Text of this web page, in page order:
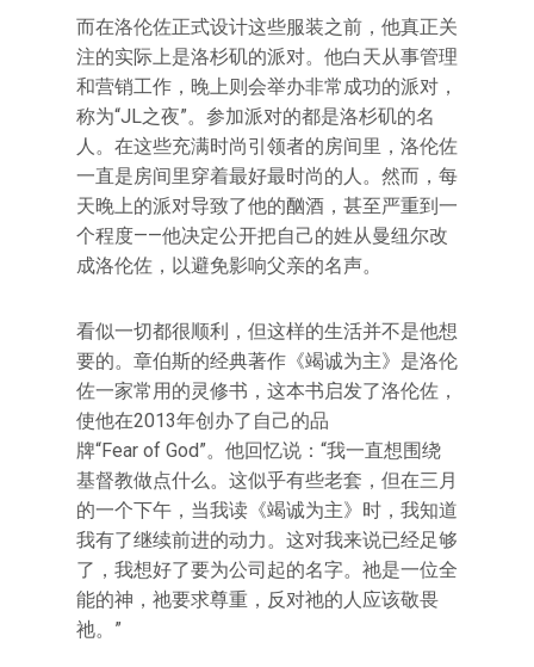
而在洛伦佐正式设计这些服装之前，他真正关
注的实际上是洛杉矶的派对。他白天从事管理
和营销工作，晚上则会举办非常成功的派对，
称为“JL之夜”。参加派对的都是洛杉矶的名
人。在这些充满时尚引领者的房间里，洛伦佐
一直是房间里穿着最好最时尚的人。然而，每
天晚上的派对导致了他的酗酒，甚至严重到一
个程度——他决定公开把自己的姓从曼纽尔改
成洛伦佐，以避免影响父亲的名声。
看似一切都很顺利，但这样的生活并不是他想
要的。章伯斯的经典著作《竭诚为主》是洛伦
佐一家常用的灵修书，这本书启发了洛伦佐，
使他在2013年创办了自己的品
牌“Fear of God”。他回忆说：“我一直想围绕
基督教做点什么。这似乎有些老套，但在三月
的一个下午，当我读《竭诚为主》时，我知道
我有了继续前进的动力。这对我来说已经足够
了，我想好了要为公司起的名字。祂是一位全
能的神，祂要求尊重，反对祂的人应该敬畏
祂。”